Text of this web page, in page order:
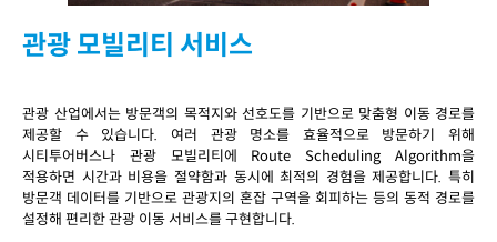
관광 모빌리티 서비스
관광 산업에서는 방문객의 목적지와 선호도를 기반으로 맞춤형 이동 경로를
제공할 수 있습니다. 여러 관광 명소를 효율적으로 방문하기 위해
시티투어버스나 관광 모빌리티에 Route Scheduling Algorithm을
적용하면 시간과 비용을 절약함과 동시에 최적의 경험을 제공합니다. 특히
방문객 데이터를 기반으로 관광지의 혼잡 구역을 회피하는 등의 동적 경로를
설정해 편리한 관광 이동 서비스를 구현합니다.